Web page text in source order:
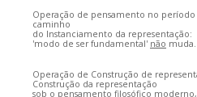
Operação de pensamento no
caminho
do Instanciamento da representação:
'modo de ser fundamental' não muda.
Operação de Construção de
Construção da representação
sob o pensamento filosófico